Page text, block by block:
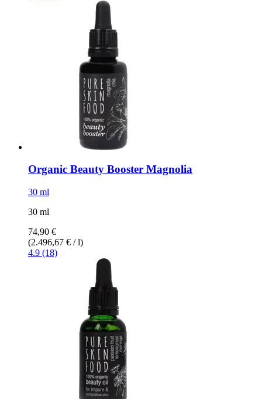
Organic Beauty Booster Magnolia
30 ml
30 ml
74,90 €
(2.496,67 € / l)
4.9 (18)